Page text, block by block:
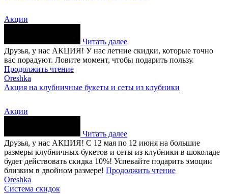
Акции
Читать далее
Друзья, у нас АКЦИЯ! У нас летние скидки, которые точно
вас порадуют. Ловите момент, чтобы подарить пользу.
Продолжить чтение
Oreshka
Акция на клубничные букеты и сеты из клубники
Акции
Читать далее
Друзья, у нас АКЦИЯ! С 12 мая по 12 июня на большие
размеры клубничных букетов и сеты из клубники в шоколаде
будет действовать скидка 10%! Успевайте подарить эмоции
близким в двойном размере! Продолжить чтение
Oreshka
Система скидок